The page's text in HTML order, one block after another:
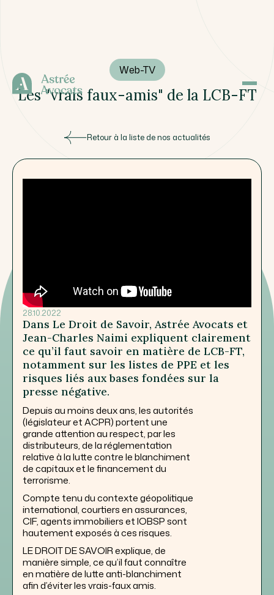
Web-TV
Les "vrais faux-amis" de la LCB-FT
Retour à la liste de nos actualités
28.10.2022
Dans Le Droit de Savoir, Astrée Avocats et
Jean-Charles Naimi expliquent clairement
ce qu’il faut savoir en matière de LCB-FT,
notamment sur les listes de PPE et les
risques liés aux bases fondées sur la
presse négative.
Depuis au moins deux ans, les autorités
(législateur et ACPR) portent une
grande attention au respect, par les
distributeurs, de la réglementation
relative à la lutte contre le blanchiment
de capitaux et le financement du
terrorisme.
Compte tenu du contexte géopolitique
international, courtiers en assurances,
CIF, agents immobiliers et IOBSP sont
hautement exposés à ces risques.
LE DROIT DE SAVOIR explique, de
manière simple, ce qu’il faut connaître
en matière de lutte anti-blanchiment
afin d’éviter les vrais-faux amis.